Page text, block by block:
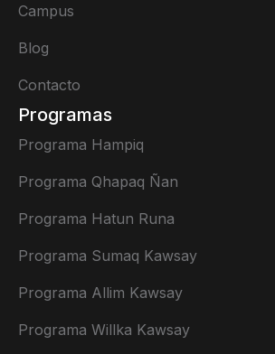
Campus
Blog
Contacto
Programas
Programa Hampiq
Programa Qhapaq Ñan
Programa Hatun Runa
Programa Sumaq Kawsay
Programa Allim Kawsay
Programa Willka Kawsay